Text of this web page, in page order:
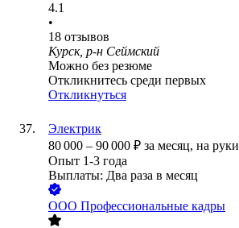
4.1
•
18 отзывов
Курск, р-н Сеймский
Можно без резюме
Откликнитесь среди первых
Откликнуться
Электрик
80 000 – 90 000 ₽ за месяц, на руки
Опыт 1-3 года
Выплаты: Два раза в месяц
ООО Профессиональные кадры